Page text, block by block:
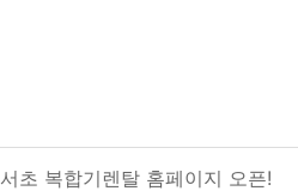
서초 복합기렌탈 홈페이지 오픈!